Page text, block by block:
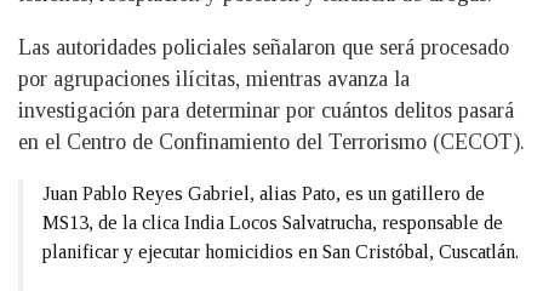
Las autoridades policiales señalaron que será procesado
por agrupaciones ilícitas, mientras avanza la
investigación para determinar por cuántos delitos pasará
en el Centro de Confinamiento del Terrorismo (CECOT).
Juan Pablo Reyes Gabriel, alias Pato, es un gatillero de
MS13, de la clica India Locos Salvatrucha, responsable de
planificar y ejecutar homicidios en San Cristóbal, Cuscatlán.